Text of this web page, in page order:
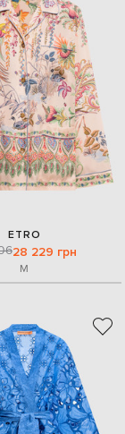
ETRO
28 229 грн
M